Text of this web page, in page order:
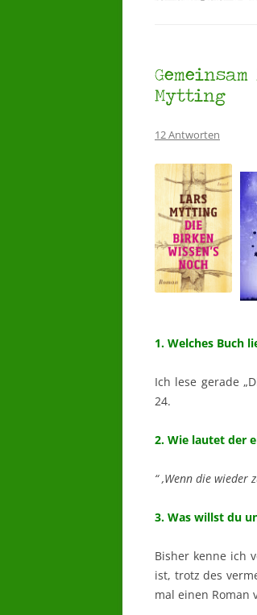
Mytting
12 Antworten
1. Welches Buch
Ich lese gerade
24.
2. Wie lautet der
“ ‚Wenn die
3. Was willst du
Bisher kenne ich
ist, trotz des
mal einen Roman